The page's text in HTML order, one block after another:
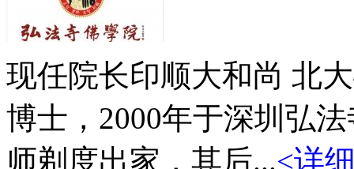
现任院长印顺大和尚 北
博士，2000年于深圳弘
师剃度出家，其后...<详